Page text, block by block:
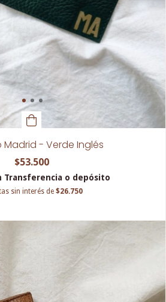
Madrid - Verde Inglés
$53.500
Transferencia o depósito
sin interés de $26.750